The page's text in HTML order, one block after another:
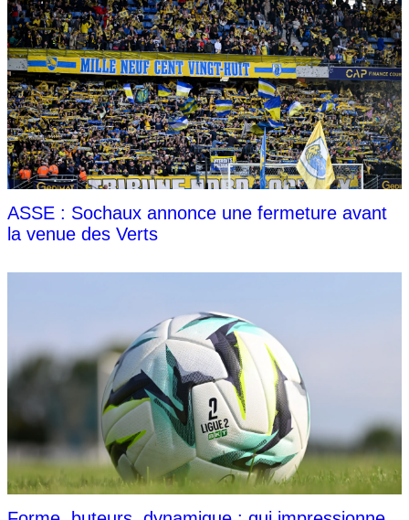
ASSE : Sochaux annonce une fermeture avant
la venue des Verts